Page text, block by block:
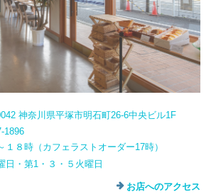
神奈川県平塚市明石町26-6中央ビル1F
1896
１８時（カフェラストオーダー17時）
日・第1・３・５火曜日
お店へのアクセス